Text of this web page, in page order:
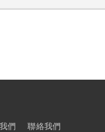
們 聯絡我們